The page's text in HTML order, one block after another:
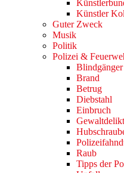
Künstler
Guter Zweck
Musik
Politik
Polizei &
Brand
Betrug
Diebstahl
Einbruch
Gewaltdelikt
Raub
Tipps der